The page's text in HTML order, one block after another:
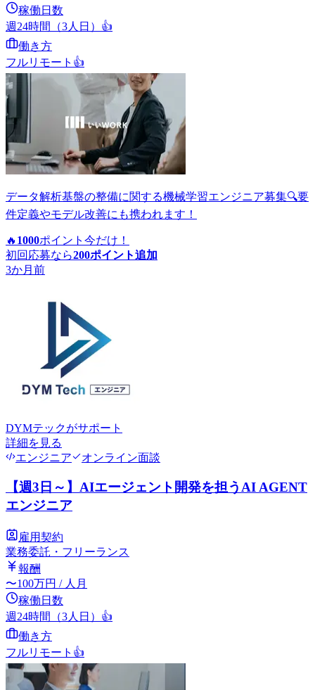
稼働日数
週24時間（3人日） 👍
働き方
フルリモート 👍
データ解析基盤の整備に関する機械学習エンジニア募集🔍要
件定義やモデル改善にも携われます！
🔥 1000ポイント 今だけ！
初回応募なら200ポイント追加
3か月前
DYMテックがサポート
詳細を見る
エンジニア
オンライン面談
【週3日～】AIエージェント開発を担うAI AGENT
エンジニア
雇用契約
業務委託・フリーランス
報酬
〜100万円 / 人月
稼働日数
週24時間（3人日） 👍
働き方
フルリモート 👍